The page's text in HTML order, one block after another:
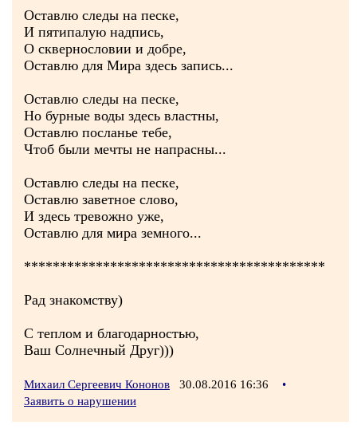
Оставлю следы на песке,
И пятипалую надпись,
О сквернословии и добре,
Оставлю для Мира здесь запись...
Оставлю следы на песке,
Но бурные воды здесь властны,
Оставлю посланье тебе,
Чтоб были мечты не напрасны...
Оставлю следы на песке,
Оставлю заветное слово,
И здесь тревожно уже,
Оставлю для мира земного...
******************************************
Рад знакомству)
С теплом и благодарностью,
Ваш Солнечный Друг)))
Михаил Сергеевич Кононов 30.08.2016 16:36
•
Заявить о нарушении